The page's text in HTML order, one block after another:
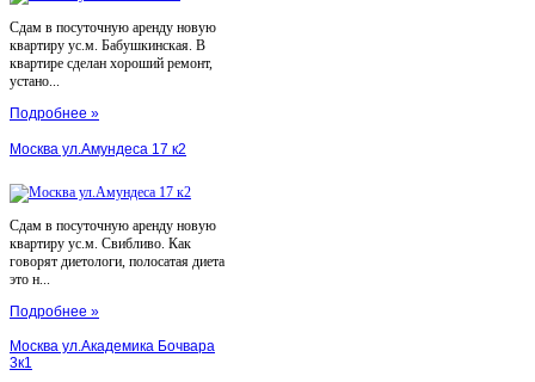
Сдам в посуточную аренду новую
квартиру ус.м. Бабушкинская. В
квартире сделан хороший ремонт,
устано...
Подробнее »
Москва ул.Амундеса 17 к2
Сдам в посуточную аренду новую
квартиру ус.м. Свибливо. Как
говорят диетологи, полосатая диета
это н...
Подробнее »
Москва ул.Академика Бочвара
3к1